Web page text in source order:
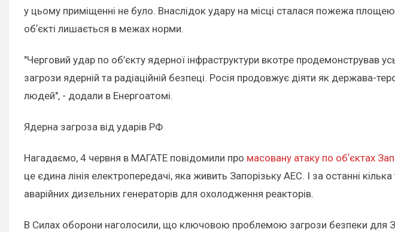
у цьому приміщенні не було. Внаслідок удару на місці сталася пожежа
обʼєкті лишається в межах норми.
"Черговий удар по об’єкту ядерної інфраструктури вкотре
загрози ядерній та радіаційній безпеці. Росія продовжує діяти як держава-
людей", - додали в Енергоатомі.
Ядерна загроза від ударів РФ
Нагадаємо, 4 червня в МАГАТЕ повідомили про масовану атаку по обʼєктах
це єдина лінія електропередачі, яка живить Запорізьку АЕС. І за останні
аварійних дизельних генераторів для охолодження реакторів.
В Силах оборони наголосили, що ключовою проблемою загрози безпеки для